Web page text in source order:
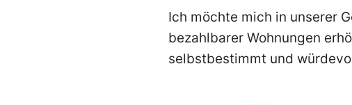
Ich möchte mich in unserer
bezahlbarer Wohnungen
selbstbestimmt und